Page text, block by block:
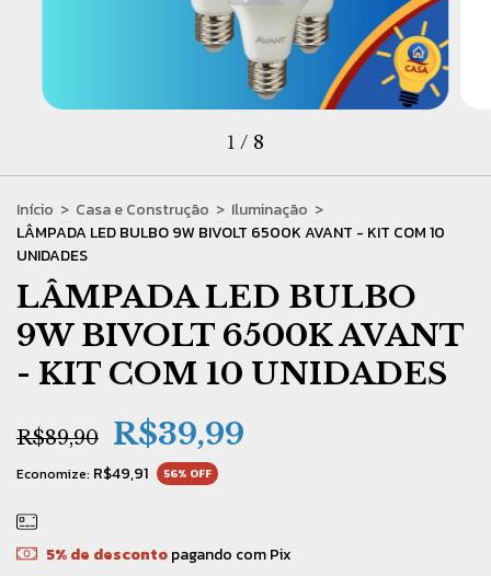
1 / 8
Início > Casa e Construção > Iluminação >
LÂMPADA LED BULBO 9W BIVOLT 6500K AVANT - KIT COM 10
UNIDADES
LÂMPADA LED BULBO
9W BIVOLT 6500K AVANT
- KIT COM 10 UNIDADES
R$89,90 R$39,99
Economize: R$49,91 56% OFF
5% de descontopagando com Pix